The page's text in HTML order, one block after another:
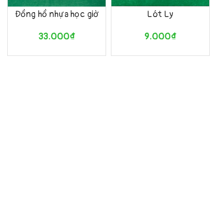
Đồng hồ nhựa học giờ
33.000₫
Lót Ly
9.000₫